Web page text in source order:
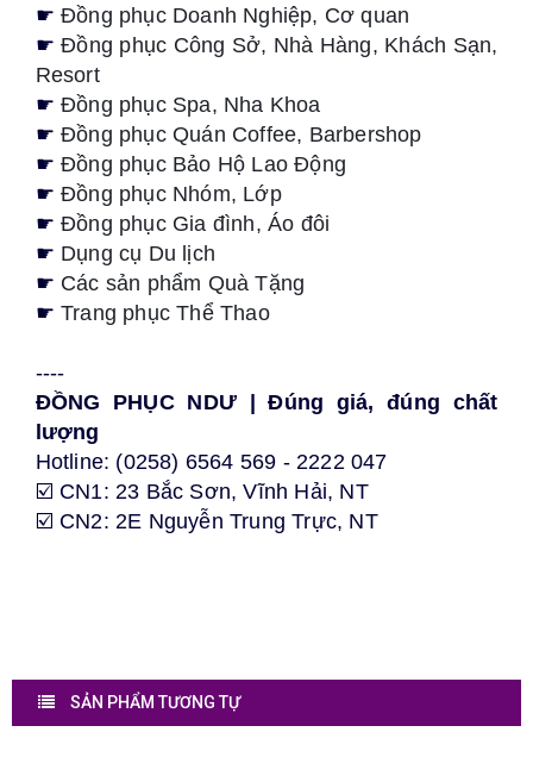
☛ Đồng phục Doanh Nghiệp, Cơ quan
☛Đồng phục Công Sở, Nhà Hàng, Khách Sạn,
Resort
☛ Đồng phục Spa, Nha Khoa
☛ Đồng phục Quán Coffee, Barbershop
☛ Đồng phục Bảo Hộ Lao Động
☛ Đồng phục Nhóm, Lớp
☛ Đồng phục Gia đình, Áo đôi
☛ Dụng cụ Du lịch
☛ Các sản phẩm Quà Tặng
☛ Trang phục Thể Thao
----
ĐỒNG PHỤC NDƯ | Đúng giá, đúng chất
lượng
Hotline: (0258) 6564 569 - 2222 047
☑️ CN1: 23 Bắc Sơn, Vĩnh Hải, NT
☑️ CN2: 2E Nguyễn Trung Trực, NT
SẢN PHẨM TƯƠNG TỰ